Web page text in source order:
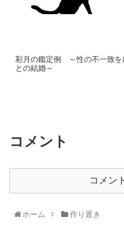
彩月の鑑定例 ～性の不一致を
との結婚～
コメント
コメン
ホーム 作り置き